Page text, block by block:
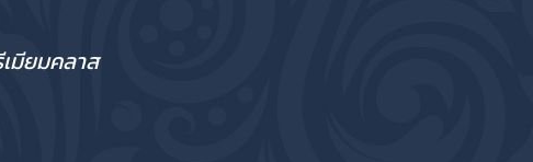
มียมคลาส